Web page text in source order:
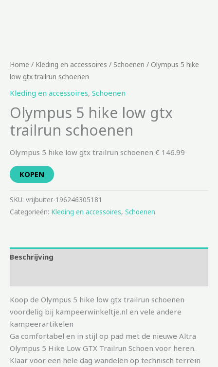
Home / Kleding en accessoires / Schoenen / Olympus 5 hike
low gtx trailrun schoenen
Kleding en accessoires, Schoenen
Olympus 5 hike low gtx
trailrun schoenen
Olympus 5 hike low gtx trailrun schoenen € 146.99
KOPEN
SKU: vrijbuiter-196246305181
Categorieën: Kleding en accessoires, Schoenen
Beschrijving
Koop de Olympus 5 hike low gtx trailrun schoenen
voordelig bij kampeerwinkeltje.nl en vele andere
kampeerartikelen
Ga comfortabel en in stijl op pad met de nieuwe Altra
Olympus 5 Hike Low GTX Trailrun Schoen voor heren.
Klaar voor een hele dag wandelen op technisch terrein